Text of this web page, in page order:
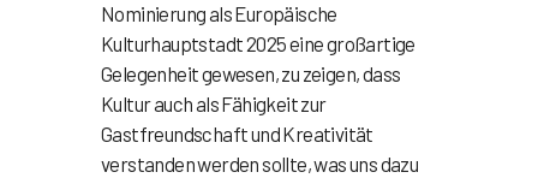
Nominierung als Europäische
Kulturhauptstadt 2025 eine großartige
Gelegenheit gewesen, zu zeigen, dass
Kultur auch als Fähigkeit zur
Gastfreundschaft und Kreativität
verstanden werden sollte, was uns dazu